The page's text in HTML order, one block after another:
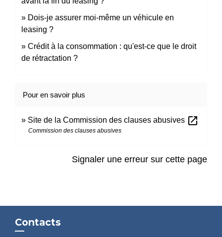
Dois-je assurer moi-même un véhicule en
leasing ?
Crédit à la consommation : qu'est-ce que le droit
de rétractation ?
Pour en savoir plus
Site de la Commission des clauses abusives open_in_new
Commission des clauses abusives
Signaler une erreur sur cette page
Contacts